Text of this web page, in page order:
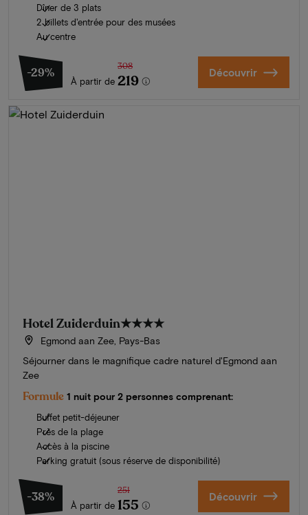
Dîner de 3 plats
2 billets d'entrée pour des musées
Au centre
-29%
À partir de
308
219 Découvrir
Hotel Zuiderduin★★★★
Egmond aan Zee, Pays-Bas
Séjourner dans le magnifique cadre naturel d'Egmond aan
Zee
Formule 1 nuit pour 2 personnes comprenant:
Buffet petit-déjeuner
Près de la plage
Accès à la piscine
Parking gratuit (sous réserve de disponibilité)
-38%
À partir de
251
155 Découvrir